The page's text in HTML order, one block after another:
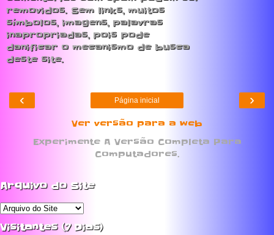
removidos. Sem links, muitos
símbolos, imagens, palavras
inapropriadas, pois pode
danificar o mecanismo de busca
deste site.
‹ ›
Página inicial
Ver versão para a web
Experimente A Versão Completa Para
Computadores.
Arquivo do Site
Visitantes (7 Dias)